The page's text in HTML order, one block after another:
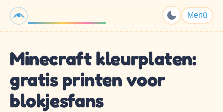
Menü
Minecraft kleurplaten:
gratis printen voor
blokjesfans